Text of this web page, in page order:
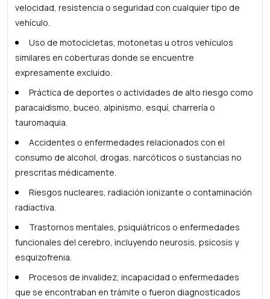
velocidad, resistencia o seguridad con cualquier tipo de
vehículo.
Uso de motocicletas, motonetas u otros vehículos
similares en coberturas donde se encuentre
expresamente excluido.
Práctica de deportes o actividades de alto riesgo como
paracaidismo, buceo, alpinismo, esquí, charrería o
tauromaquia.
Accidentes o enfermedades relacionados con el
consumo de alcohol, drogas, narcóticos o sustancias no
prescritas médicamente.
Riesgos nucleares, radiación ionizante o contaminación
radiactiva.
Trastornos mentales, psiquiátricos o enfermedades
funcionales del cerebro, incluyendo neurosis, psicosis y
esquizofrenia.
Procesos de invalidez, incapacidad o enfermedades
que se encontraban en trámite o fueron diagnosticados